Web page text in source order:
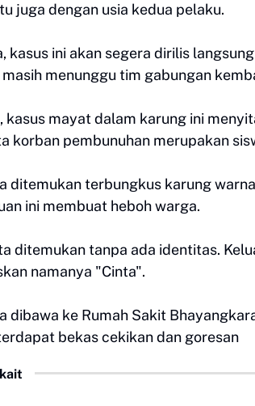
juga dengan usia kedua pelaku.
kasus ini akan segera dirilis
menunggu tim gabungan
kasus mayat dalam karung ini
korban pembunuhan merupakan
ditemukan terbungkus karung
ini membuat heboh warga.
ditemukan tanpa ada identitas.
namanya "Cinta".
dibawa ke Rumah Sakit
bekas cekikan dan goresan